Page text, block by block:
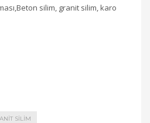
silim, granit silim, karo
SILIM